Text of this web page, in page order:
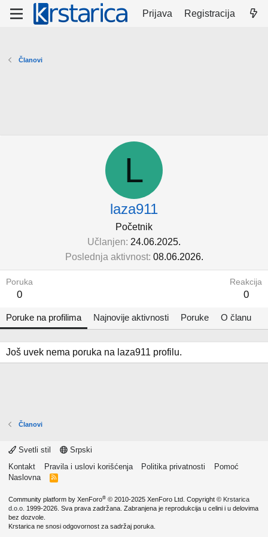
Prijava Registracija
Članovi
L
laza911
Početnik
Učlanjen 24.06.2025.
Poslednja aktivnost 08.06.2026.
Poruka
0
Reakcija
0
Poruke na profilima Najnovije aktivnosti Poruke O članu
Još uvek nema poruka na laza911 profilu.
Članovi
Svetli stil
Srpski
Kontakt
Pravila i uslovi korišćenja Politika privatnosti
Pomoć
Naslovna
R
Community platform by XenForo® © 2010-2025 XenForo Ltd. Copyright © Krstarica
d.o.o. 1999-2026. Sva prava zadržana. Zabranjena je reprodukcija u celini i u delovima
bez dozvole.
Krstarica ne snosi odgovornost za sadržaj poruka.